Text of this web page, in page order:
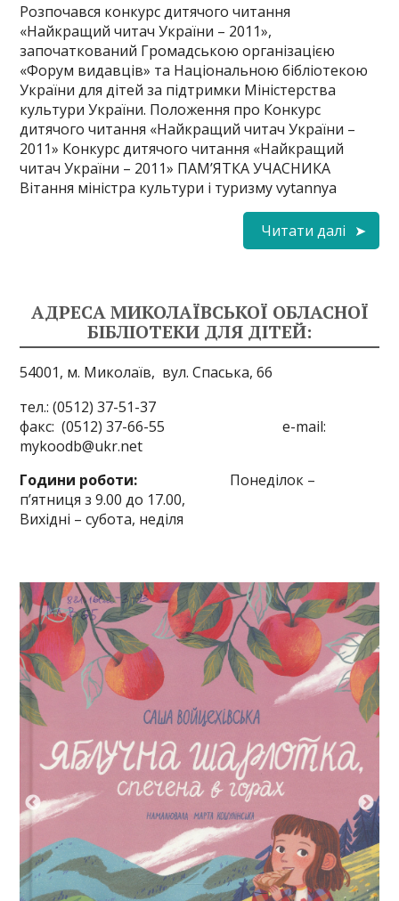
Розпочався конкурс дитячого читання
«Найкращий читач України – 2011»,
започаткований Громадською організацією
«Форум видавців» та Національною бібліотекою
України для дітей за підтримки Міністерства
культури України. Положення про Конкурс
дитячого читання «Найкращий читач України –
2011» Конкурс дитячого читання «Найкращий
читач України – 2011» ПАМ’ЯТКА УЧАСНИКА
Вітання міністра культури і туризму vytannya
Читати далі
АДРЕСА МИКОЛАЇВСЬКОЇ ОБЛАСНОЇ
БІБЛІОТЕКИ ДЛЯ ДІТЕЙ:
54001, м. Миколаїв, вул. Спаська, 66
тел.: (0512) 37-51-37
факс: (0512) 37-66-55 e-mail:
mykoodb@ukr.net
Години роботи: Понеділок –
п’ятниця з 9.00 до 17.00,
Вихідні – субота, неділя